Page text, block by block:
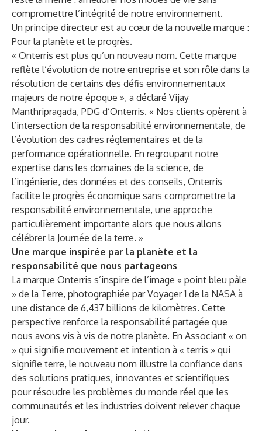
compromettre l’intégrité de notre environnement.
Un principe directeur est au cœur de la nouvelle marque :
Pour la planète et le progrès.
« Onterris est plus qu’un nouveau nom. Cette marque
reflète l’évolution de notre entreprise et son rôle dans la
résolution de certains des défis environnementaux
majeurs de notre époque », a déclaré Vijay
Manthripragada, PDG d’Onterris. « Nos clients opèrent à
l’intersection de la responsabilité environnementale, de
l’évolution des cadres réglementaires et de la
performance opérationnelle. En regroupant notre
expertise dans les domaines de la science, de
l’ingénierie, des données et des conseils, Onterris
facilite le progrès économique sans compromettre la
responsabilité environnementale, une approche
particulièrement importante alors que nous allons
célébrer la Journée de la terre. »
Une marque inspirée par la planète et la
responsabilité que nous partageons
La marque Onterris s’inspire de l’image « point bleu pâle
» de la Terre, photographiée par Voyager 1 de la NASA à
une distance de 6,437 billions de kilomètres. Cette
perspective renforce la responsabilité partagée que
nous avons vis à vis de notre planète. En Associant « on
» qui signifie mouvement et intention à « terris » qui
signifie terre, le nouveau nom illustre la confiance dans
des solutions pratiques, innovantes et scientifiques
pour résoudre les problèmes du monde réel que les
communautés et les industries doivent relever chaque
jour.